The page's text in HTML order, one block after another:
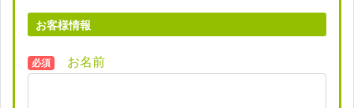
お客様情報
必須 お名前